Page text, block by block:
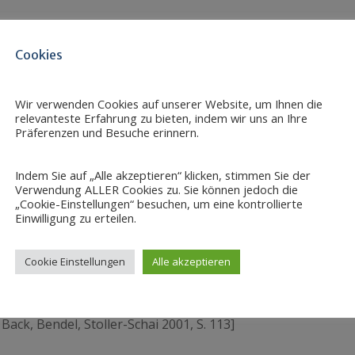
auf der Unterstützung durch das
sowie der Ermöglichung von konkreten Erfahrungen
der „Selbstanwendung“): Die Verfasser einer E-
sammeln, damit sie eine realistische und
entwickeln können.
Sponsor, sowie einem Strategie- und einem
Dies umfasst eine ausführliche
verwendet wird. Auf dieser Grundlage
und dem Umsetzungsplan als Referenz
und Evaluationen runden die Strategieentwicklung
Bendel, Stoller-Schai 2001, S. 113]
Cookies
Wir verwenden Cookies auf unserer Website, um Ihnen die
relevanteste Erfahrung zu bieten, indem wir uns an Ihre
Präferenzen und Besuche erinnern.
Indem Sie auf „Alle akzeptieren“ klicken, stimmen Sie der
Verwendung ALLER Cookies zu. Sie können jedoch die
„Cookie-Einstellungen“ besuchen, um eine kontrollierte
Einwilligung zu erteilen.
Cookie Einstellungen Alle akzeptieren